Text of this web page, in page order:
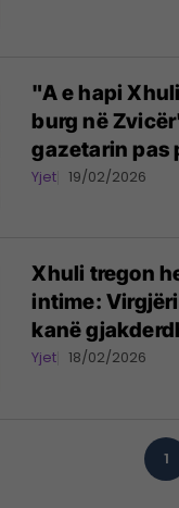
"A e hapi
burg në
gazetarin pas
Yjet 19/02/2026
Xhuli tregon
intime:
kanë
Yjet 18/02/2026
1